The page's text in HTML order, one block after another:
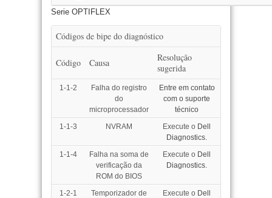
Serie OPTIFLEX
Códigos de bipe do diagnóstico
Código Causa
Resolução
sugerida
1-1-2
Falha do registro
do
microprocessador
Entre em contato
com o suporte
técnico
1-1-3
NVRAM Execute o Dell
Diagnostics.
1-1-4
Falha na soma de
verificação da
ROM do BIOS
Execute o Dell
Diagnostics.
1-2-1
Temporizador de
Execute o Dell